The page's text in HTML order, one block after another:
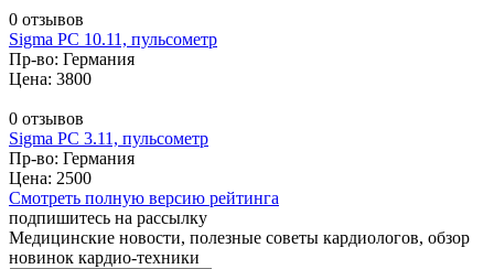
0 отзывов
Sigma PC 10.11, пульсометр
Пр-во: Германия
Цена: 3800
0 отзывов
Sigma PC 3.11, пульсометр
Пр-во: Германия
Цена: 2500
Смотреть полную версию рейтинга
подпишитесь на рассылку
Медицинские новости, полезные советы кардиологов, обзор
новинок кардио-техники